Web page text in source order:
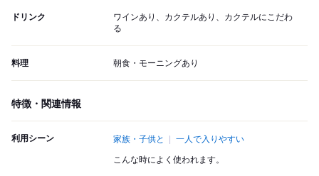
ドリンク
ワインあり、カクテルあり、カクテルにこだわ
る
料理 朝食・モーニングあり
特徴・関連情報
利用シーン 家族・子供と 一人で入りやすい
こんな時によく使われます。